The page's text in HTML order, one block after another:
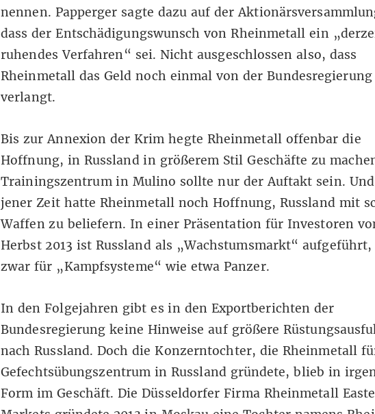
nennen. Papperger sagte dazu auf der
dass der Entschädigungswunsch von Rheinmetall ein
ruhendes Verfahren“ sei. Nicht ausgeschlossen also, dass
Rheinmetall das Geld noch einmal von der Bundesregierung
verlangt.
Bis zur Annexion der Krim hegte Rheinmetall offenbar die
Hoffnung, in Russland in größerem Stil Geschäfte zu
Trainingszentrum in Mulino sollte nur der Auftakt sein.
jener Zeit hatte Rheinmetall noch Hoffnung, Russland mit
Waffen zu beliefern. In einer Präsentation für Investoren
Herbst 2013 ist Russland als „Wachstumsmarkt“
zwar für „Kampfsysteme“ wie etwa Panzer.
In den Folgejahren gibt es in den Exportberichten der
Bundesregierung keine Hinweise auf größere
nach Russland. Doch die Konzerntochter, die Rheinmetall
Gefechtsübungszentrum in Russland gründete, blieb in
Form im Geschäft. Die Düsseldorfer Firma Rheinmetall